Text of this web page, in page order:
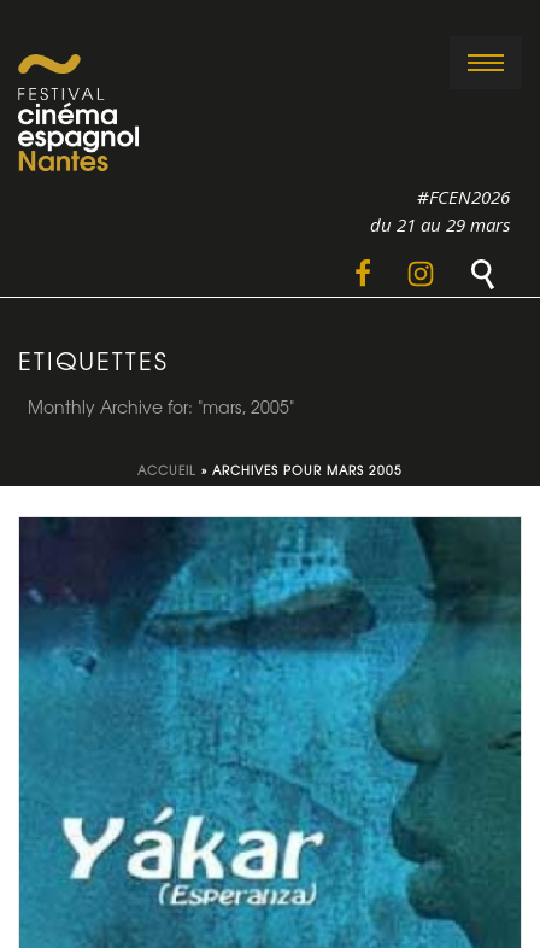
#FCEN2026
du 21 au 29 mars
ETIQUETTES
Monthly Archive for: "mars, 2005"
ACCUEIL » ARCHIVES POUR MARS 2005